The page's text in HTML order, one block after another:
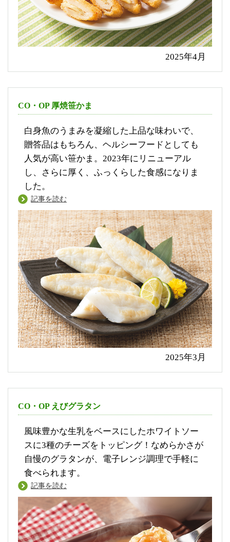
2025年4月
CO・OP 厚焼笹かま
白身魚のうまみを凝縮した上品な味わいで、
贈答品はもちろん、ヘルシーフードとしても
人気が高い笹かま。2023年にリニューアル
し、さらに厚く、ふっくらした食感になりま
した。
記事を読む
2025年3月
CO・OP えびグラタン
風味豊かな生乳をベースにしたホワイトソー
スに3種のチーズをトッピング！なめらかさが
自慢のグラタンが、電子レンジ調理で手軽に
食べられます。
記事を読む